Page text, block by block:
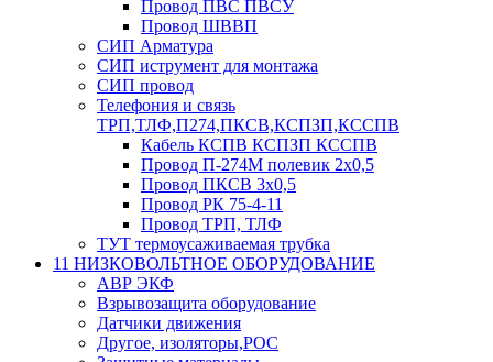
Провод ПВС ПВСУ
Провод ШВВП
СИП Арматура
СИП иструмент для монтажа
СИП провод
Телефония и связь
ТРП,ТЛФ,П274,ПКСВ,КСПЗП,КССПВ
Кабель КСПВ КСПЗП КССПВ
Провод П-274М полевик 2х0,5
Провод ПКСВ 3х0,5
Провод РК 75-4-11
Провод ТРП, ТЛФ
ТУТ термоусаживаемая трубка
11 НИЗКОВОЛЬТНОЕ ОБОРУДОВАНИЕ
АВР ЭКФ
Взрывозащита оборудование
Датчики движения
Другое, изоляторы,РОС